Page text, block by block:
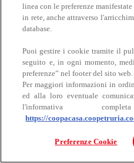
Carne
Bovino
linea con le preferenze
in rete, anche attraverso
database.
Puoi gestire i cookie tramite il
seguito e, in ogni momento,
preferenze” nel footer del sito web.
Per maggiori informazioni in
ed alla loro eventuale
l'informativa
https://
Preferenze Cookie